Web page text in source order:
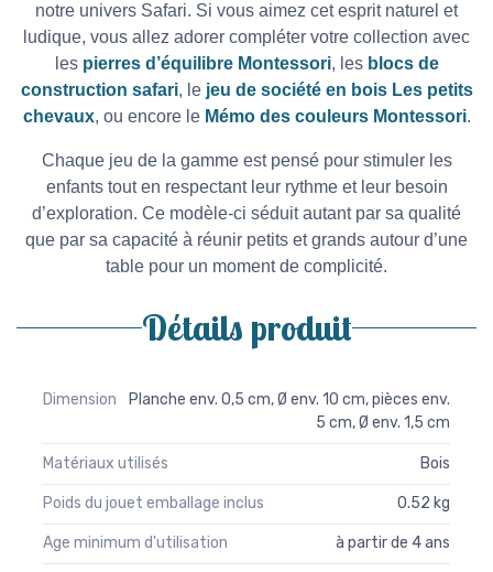
notre univers Safari. Si vous aimez cet esprit naturel et
ludique, vous allez adorer compléter votre collection avec
les pierres d’équilibre Montessori, les blocs de
construction safari, le jeu de société en bois Les petits
chevaux, ou encore le Mémo des couleurs Montessori.
Chaque jeu de la gamme est pensé pour stimuler les
enfants tout en respectant leur rythme et leur besoin
d’exploration. Ce modèle-ci séduit autant par sa qualité
que par sa capacité à réunir petits et grands autour d’une
table pour un moment de complicité.
Détails produit
Dimension
Planche env. 0,5 cm, Ø env. 10 cm, pièces env.
5 cm, Ø env. 1,5 cm
Matériaux utilisés Bois
Poids du jouet emballage inclus 0.52 kg
Age minimum d'utilisation à partir de 4 ans